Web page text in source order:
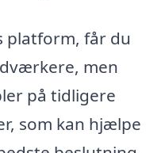
platform, får du
men
på tidligere
som kan hjælpe